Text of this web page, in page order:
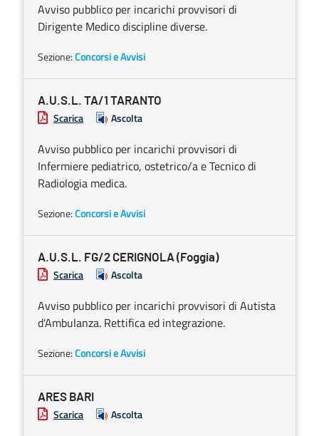
Avviso pubblico per incarichi provvisori di
Dirigente Medico discipline diverse.
Sezione:Concorsi e Avvisi
A.U.S.L. TA/1 TARANTO
Scarica Ascolta
Avviso pubblico per incarichi provvisori di
Infermiere pediatrico, ostetrico/a e Tecnico di
Radiologia medica.
Sezione:Concorsi e Avvisi
A.U.S.L. FG/2 CERIGNOLA (Foggia)
Scarica Ascolta
Avviso pubblico per incarichi provvisori di Autista
d'Ambulanza. Rettifica ed integrazione.
Sezione:Concorsi e Avvisi
ARES BARI
Scarica Ascolta